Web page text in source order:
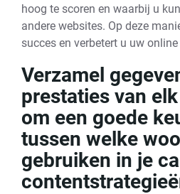
hoog te scoren en waarbij u
andere websites. Op deze
succes en verbetert u uw
Verzamel
prestaties van
om een goede
tussen welke
gebruiken in je